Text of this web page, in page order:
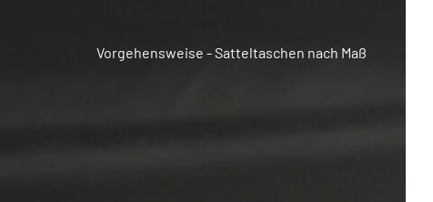
Vorgehensweise - Satteltaschen nach Maß